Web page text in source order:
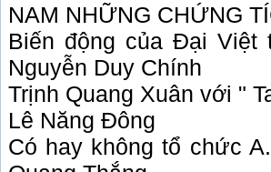
NAM NHỮNG CHỨNG
Biến động của Đại Việt
Nguyễn Duy Chính
Trịnh Quang Xuân với "
Lê Năng Đông
Có hay không tổ chức